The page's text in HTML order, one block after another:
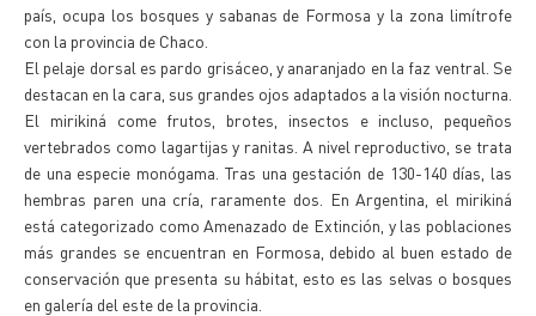
país, ocupa los bosques y sabanas de Formosa y la zona limítrofe
con la provincia de Chaco.
El pelaje dorsal es pardo grisáceo, y anaranjado en la faz ventral. Se
destacan en la cara, sus grandes ojos adaptados a la visión nocturna.
El mirikiná come frutos, brotes, insectos e incluso, pequeños
vertebrados como lagartijas y ranitas. A nivel reproductivo, se trata
de una especie monógama. Tras una gestación de 130-140 días, las
hembras paren una cría, raramente dos. En Argentina, el mirikiná
está categorizado como Amenazado de Extinción, y las poblaciones
más grandes se encuentran en Formosa, debido al buen estado de
conservación que presenta su hábitat, esto es las selvas o bosques
en galería del este de la provincia.